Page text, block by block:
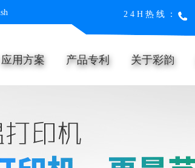
24H热线：
应用方案 产品专利 关于彩韵